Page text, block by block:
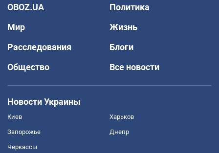
OBOZ.UA
Политика
Мир
Жизнь
Расследования
Блоги
Общество
Все новости
Новости Украины
Киев Харьков
Запорожье Днепр
Черкассы